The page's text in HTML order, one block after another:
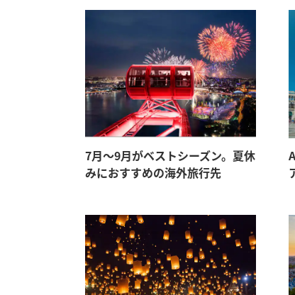
7月〜9月がベストシーズン。夏休
みにおすすめの海外旅行先